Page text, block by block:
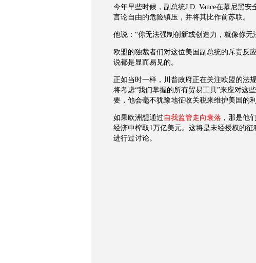
今年早些时候，副总统J.D. Vance在慕尼黑安
言论自由的危险镇压，并将其比作前苏联。
他说：“你无法强制创新或创造力，就像你
欧盟的独裁者们对这位美国副总统的斥责反
说都是显而易见的。
正如当时一样，川普政府正在关注欧盟的法
将考虑“我们掌握的所有贸易工具”来应对这
要，他会毫不犹豫地征收关税来维护美国的利
如果欧洲想通过 自我监管走向衰落 ，那是他
经济中榨取 1万亿美元。这将是未经授权的
进行过讨论。